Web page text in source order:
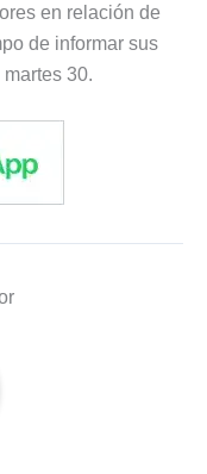
en relación de
de informar sus
30.